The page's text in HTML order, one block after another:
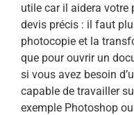
utile car il aidera votre
devis précis : il faut
photocopie et la
que pour ouvrir un
si vous avez besoin
capable de travailler
exemple Photoshop ou